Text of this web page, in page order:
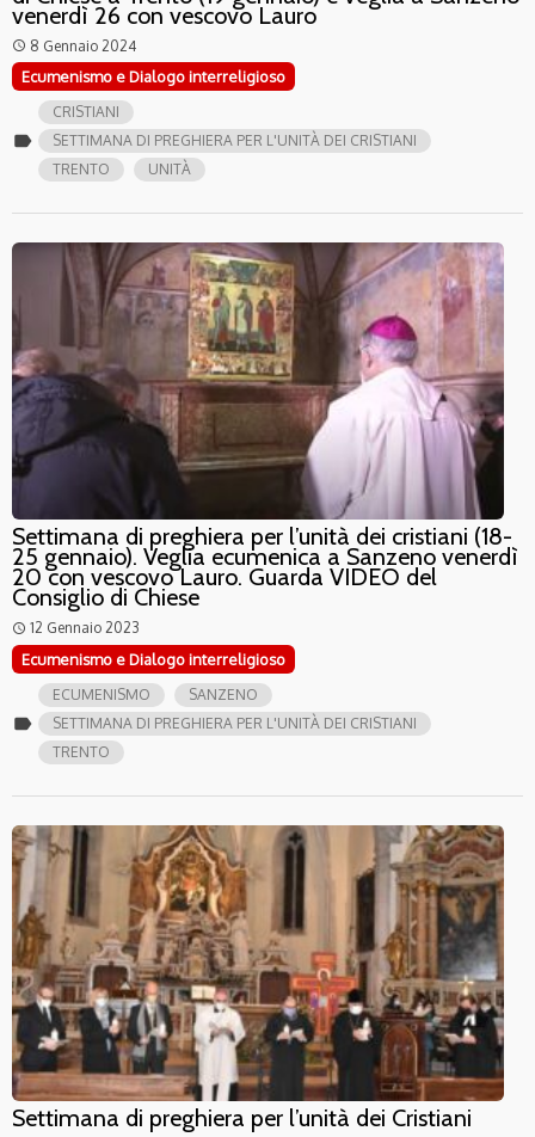
venerdì 26 con vescovo Lauro
access_time 8 Gennaio 2024
Ecumenismo e Dialogo interreligioso
label
CRISTIANI
SETTIMANA DI PREGHIERA PER L'UNITÀ DEI CRISTIANI
TRENTO
UNITÀ
Settimana di preghiera per l’unità dei cristiani (18-
25 gennaio). Veglia ecumenica a Sanzeno venerdì
20 con vescovo Lauro. Guarda VIDEO del
Consiglio di Chiese
access_time 12 Gennaio 2023
Ecumenismo e Dialogo interreligioso
label
ECUMENISMO
SANZENO
SETTIMANA DI PREGHIERA PER L'UNITÀ DEI CRISTIANI
TRENTO
Settimana di preghiera per l’unità dei Cristiani